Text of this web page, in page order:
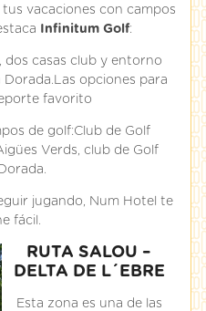
vacaciones con campos
Infinitum Golf:
casas club y entorno
opciones para
favorito
de golf:Club de Golf
Verds, club de Golf
jugando, Num Hotel te
fácil.
RUTA SALOU –
DELTA DE L´EBRE
Esta zona es una de las